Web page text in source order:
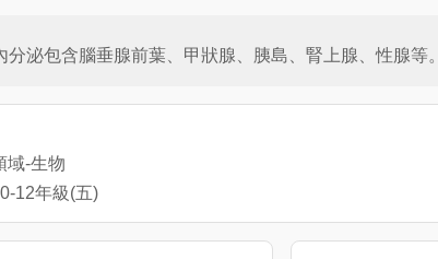
分泌包含腦垂腺前葉、甲狀腺、胰島、腎上腺、性腺等。
域-生物
12年級(五)